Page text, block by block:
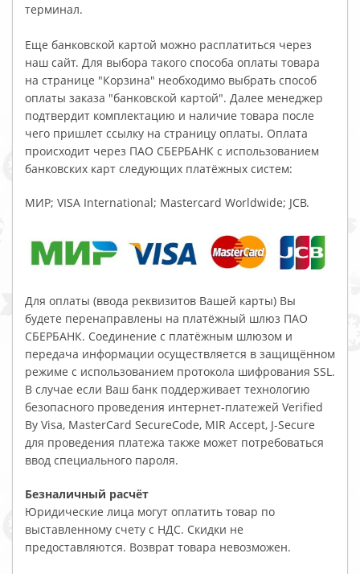
терминал.
Еще банковской картой можно расплатиться через
наш сайт. Для выбора такого способа оплаты товара
на странице "Корзина" необходимо выбрать способ
оплаты заказа "банковской картой". Далее менеджер
подтвердит комплектацию и наличие товара после
чего пришлет ссылку на страницу оплаты. Оплата
происходит через ПАО СБЕРБАНК с использованием
банковских карт следующих платёжных систем:
МИР; VISA International; Mastercard Worldwide; JCB.
Для оплаты (ввода реквизитов Вашей карты) Вы
будете перенаправлены на платёжный шлюз ПАО
СБЕРБАНК. Соединение с платёжным шлюзом и
передача информации осуществляется в защищённом
режиме с использованием протокола шифрования SSL.
В случае если Ваш банк поддерживает технологию
безопасного проведения интернет-платежей Verified
By Visa, MasterCard SecureCode, MIR Accept, J-Secure
для проведения платежа также может потребоваться
ввод специального пароля.
Безналичный расчёт
Юридические лица могут оплатить товар по
выставленному счету с НДС. Скидки не
предоставляются. Возврат товара невозможен.